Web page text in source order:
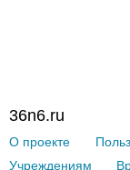
36n6.ru
О проекте
Учреждениям